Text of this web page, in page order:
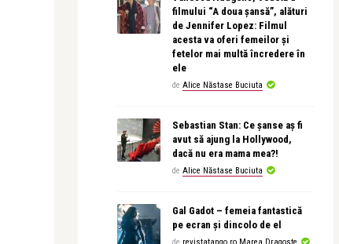
filmului “A doua șansă”, alături
de Jennifer Lopez: Filmul
acesta va oferi femeilor și
fetelor mai multă încredere în
ele
de Alice Năstase Buciuta
Sebastian Stan: Ce șanse aș fi
avut să ajung la Hollywood,
dacă nu era mama mea?!
de Alice Năstase Buciuta
Gal Gadot – femeia fantastică
pe ecran și dincolo de el